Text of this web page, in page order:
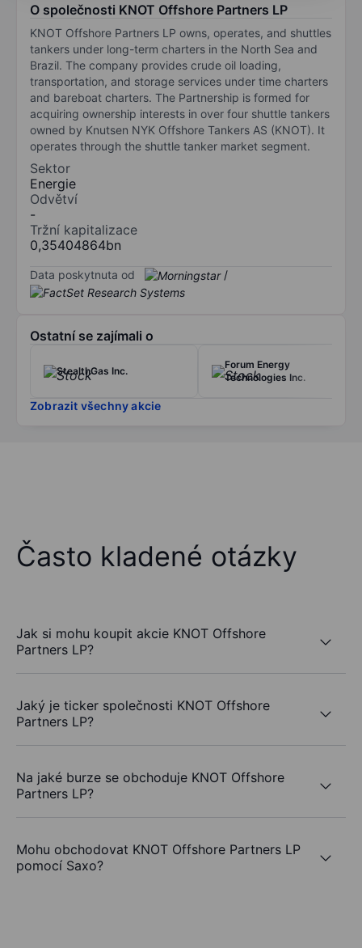
O společnosti KNOT Offshore Partners LP
KNOT Offshore Partners LP owns, operates, and shuttles
tankers under long-term charters in the North Sea and
Brazil. The company provides crude oil loading,
transportation, and storage services under time charters
and bareboat charters. The Partnership is formed for
acquiring ownership interests in over four shuttle tankers
owned by Knutsen NYK Offshore Tankers AS (KNOT). It
operates through the shuttle tanker market segment.
Sektor
Energie
Odvětví
-
Tržní kapitalizace
0,35404864bn
Data poskytnuta od /
Ostatní se zajímali o
StealthGas Inc.
Forum Energy
Technologies Inc.
Zobrazit všechny akcie
Často kladené otázky
Jak si mohu koupit akcie KNOT Offshore
Partners LP?
Jaký je ticker společnosti KNOT Offshore
Partners LP?
Na jaké burze se obchoduje KNOT Offshore
Partners LP?
Mohu obchodovat KNOT Offshore Partners LP
pomocí Saxo?